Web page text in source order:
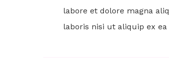
labore et dolore magna
laboris nisi ut aliquip ex